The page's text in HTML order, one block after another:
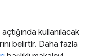
kullanılacak
belirtir. Daha fazla